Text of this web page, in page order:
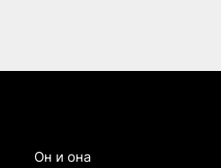
Он и она